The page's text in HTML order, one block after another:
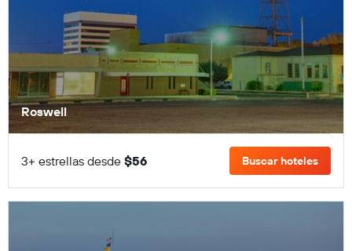
Roswell
3+ estrellas desde $56 Buscar hoteles